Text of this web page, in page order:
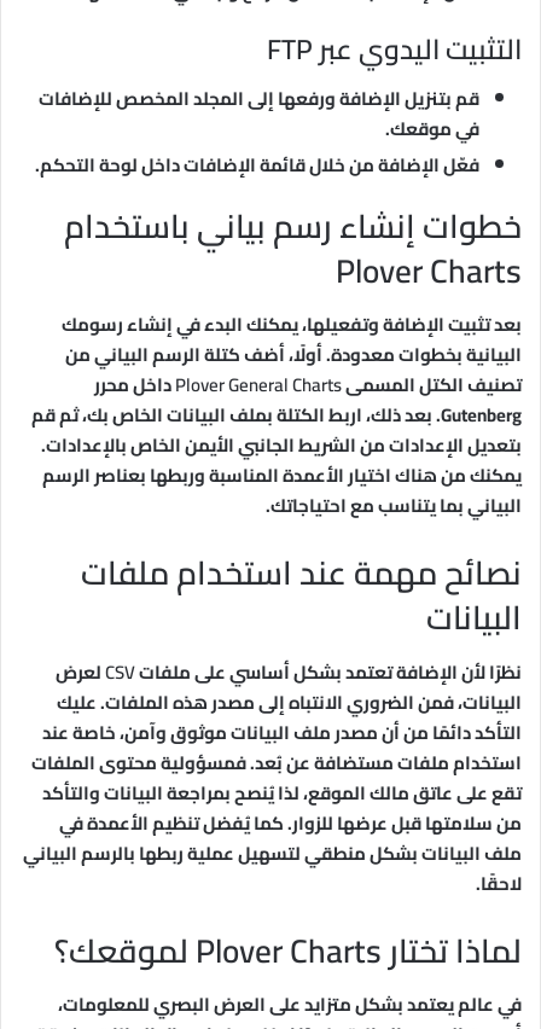
التثبيت اليدوي عبر FTP
قم بتنزيل الإضافة ورفعها إلى المجلد المخصص للإضافات
في موقعك.
فعّل الإضافة من خلال قائمة الإضافات داخل لوحة التحكم.
خطوات إنشاء رسم بياني باستخدام
Plover Charts
بعد تثبيت الإضافة وتفعيلها، يمكنك البدء في إنشاء رسومك
البيانية بخطوات معدودة. أولًا، أضف كتلة الرسم البياني من
تصنيف الكتل المسمىPlover General Chartsداخل محرر
Gutenberg. بعد ذلك، اربط الكتلة بملف البيانات الخاص بك، ثم قم
بتعديل الإعدادات من الشريط الجانبي الأيمن الخاص بالإعدادات.
يمكنك من هناك اختيار الأعمدة المناسبة وربطها بعناصر الرسم
البياني بما يتناسب مع احتياجاتك.
نصائح مهمة عند استخدام ملفات
البيانات
نظرًا لأن الإضافة تعتمد بشكل أساسي على ملفاتCSVلعرض
البيانات، فمن الضروري الانتباه إلى مصدر هذه الملفات. عليك
التأكد دائمًا من أن مصدر ملف البيانات موثوق وآمن، خاصة عند
استخدام ملفات مستضافة عن بُعد. فمسؤولية محتوى الملفات
تقع على عاتق مالك الموقع، لذا يُنصح بمراجعة البيانات والتأكد
من سلامتها قبل عرضها للزوار. كما يُفضل تنظيم الأعمدة في
ملف البيانات بشكل منطقي لتسهيل عملية ربطها بالرسم البياني
لاحقًا.
لماذا تختار Plover Charts لموقعك؟
في عالم يعتمد بشكل متزايد على العرض البصري للمعلومات،